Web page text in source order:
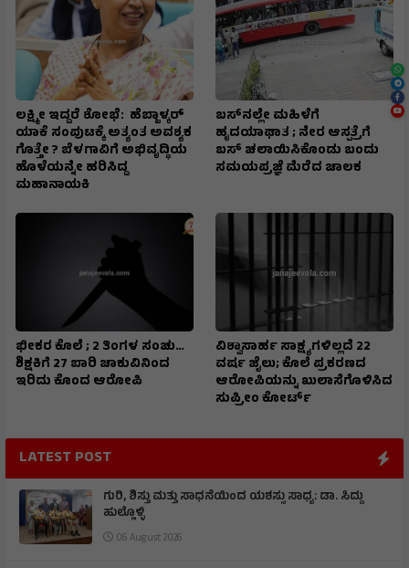
ಲಕ್ಷ್ಮೀ ಇದ್ದರೆ ಶೋಭೆ: ಹೆಬ್ಬಾಳ್ಕರ್
ಯಾಕೆ ಸಂಪುಟಕ್ಕೆ ಅತ್ಯಂತ ಅವಶ್ಯಕ
ಗೊತ್ತೇ ? ಬೆಳಗಾವಿಗೆ ಅಭಿವೃದ್ಧಿಯ
ಹೊಳೆಯನ್ನೇ ಹರಿಸಿದ್ದ
ಮಹಾನಾಯಕಿ
ಬಸ್‌ನಲ್ಲೇ ಮಹಿಳೆಗೆ
ಹೃದಯಾಘಾತ ; ನೇರ ಆಸ್ಪತ್ರೆಗೆ
ಬಸ್‌ ಚಲಾಯಿಸಿಕೊಂಡು ಬಂದು
ಸಮಯಪ್ರಜ್ಞೆ ಮೆರೆದ ಚಾಲಕ
ಭೀಕರ ಕೊಲೆ ; 2 ತಿಂಗಳ ಸಂಚು…
ಶಿಕ್ಷಕಿಗೆ 27 ಬಾರಿ ಚಾಕುವಿನಿಂದ
ಇರಿದು ಕೊಂದ ಆರೋಪಿ
ವಿಶ್ವಾಸಾರ್ಹ ಸಾಕ್ಷ್ಯಗಳಿಲ್ಲದೆ 22
ವರ್ಷ ಜೈಲು; ಕೊಲೆ ಪ್ರಕರಣದ
ಆರೋಪಿಯನ್ನು ಖುಲಾಸೆಗೊಳಿಸಿದ
ಸುಪ್ರೀಂ ಕೋರ್ಟ್
LATEST POST
ಗುರಿ, ಶಿಸ್ತು ಮತ್ತು ಸಾಧನೆಯಿಂದ ಯಶಸ್ಸು ಸಾಧ್ಯ: ಡಾ. ಸಿದ್ದು
ಹುಲ್ಲೊಳ್ಳಿ
06 August 2026